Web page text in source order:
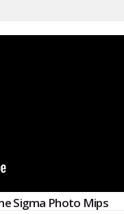
Sigma Photo Mips